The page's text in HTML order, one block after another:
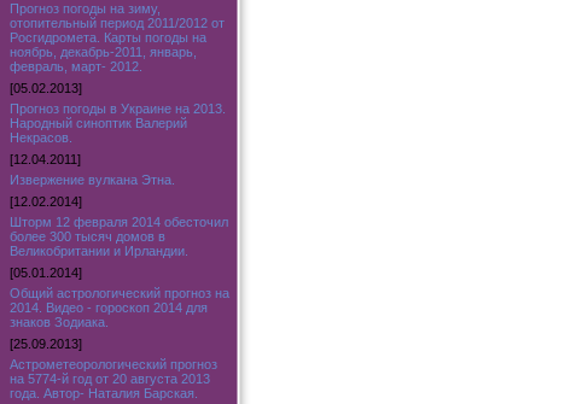
Прогноз погоды на зиму,
отопительный период 2011/2012 от
Росгидромета. Карты погоды на
ноябрь, декабрь-2011, январь,
февраль, март- 2012.
[05.02.2013]
Прогноз погоды в Украине на 2013.
Народный синоптик Валерий
Некрасов.
[12.04.2011]
Извержение вулкана Этна.
[12.02.2014]
Шторм 12 февраля 2014 обесточил
более 300 тысяч домов в
Великобритании и Ирландии.
[05.01.2014]
Общий астрологический прогноз на
2014. Видео - гороскоп 2014 для
знаков Зодиака.
[25.09.2013]
Астрометеорологический прогноз
на 5774-й год от 20 августа 2013
года. Автор- Наталия Барская.